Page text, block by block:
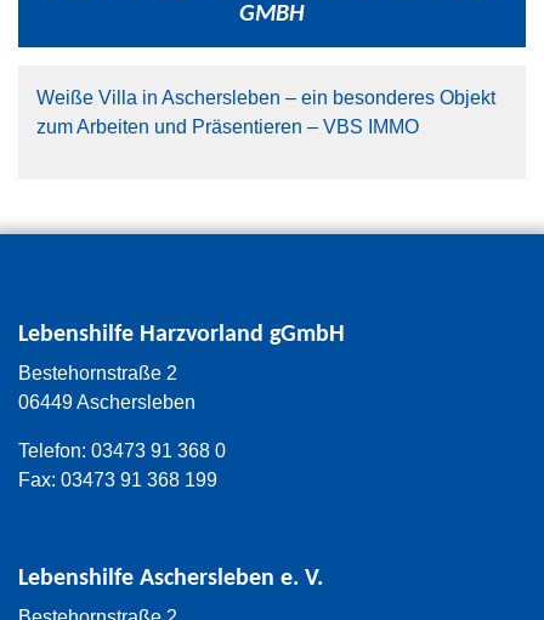
GMBH
Weiße Villa in Aschersleben – ein besonderes Objekt
zum Arbeiten und Präsentieren – VBS IMMO
Lebenshilfe Harzvorland gGmbH
Bestehornstraße 2
06449 Aschersleben
Telefon: 03473 91 368 0
Fax: 03473 91 368 199
Lebenshilfe Aschersleben e. V.